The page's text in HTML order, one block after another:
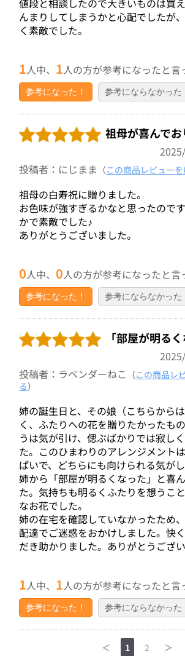
んまりしてしまうかと心配でしたが
く素敵でした。
1人中、 1人の方が参考になったと言
参考になった！ 参考にならなかった
祖母が喜んで
投稿者：にじまま （この商品レビュー
祖母の白寿祝に贈りました。
お色味が強すぎるかなと思ったので
かで素敵でした♪
ありがとうございました。
0人中、0人の方が参考になったと言
参考になった！ 参考にならなかった
「部屋が明る
投稿者：ラベンダーねこ （この商品レ
る）
姉の誕生日と、その娘（こちらから
く、ふたりへの花を贈りたかったも
うは気が引け、偲ぶばかりでは寂し
た。このひまわりのアレンジメント
ぱいで、どちらにも向けられる気が
姉から「部屋が明るくなった」と喜
た。気持ちも明るくふたりを想うこ
なお花でした。
姉の在宅を確認していなかったため
配達でご迷惑をおかけしました。快
だき助かりました。ありがとうござい
1人中、 1人の方が参考になったと言
参考になった！ 参考にならなかった
＜ 1 2 ＞